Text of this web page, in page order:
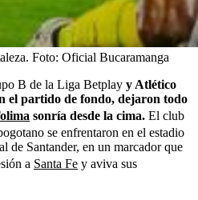
Foto: Oficial Bucaramanga
B de la Liga Betplay y Atlético
el partido de fondo, dejaron todo
sonría desde la cima. El club
se enfrentaron en el estadio
de Santander, en un marcador que
a Santa Fe y aviva sus